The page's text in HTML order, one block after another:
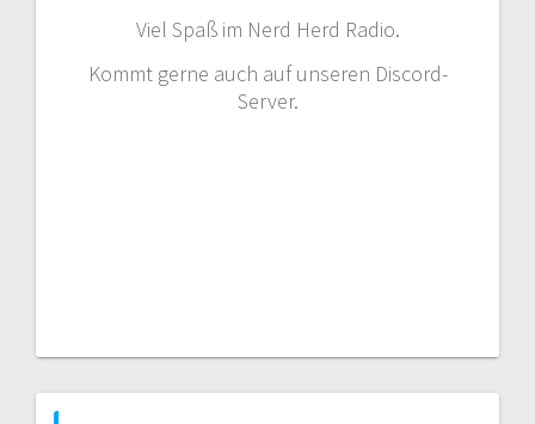
Viel Spaß im Nerd Herd Radio.
Kommt gerne auch auf unseren Discord-
Server.